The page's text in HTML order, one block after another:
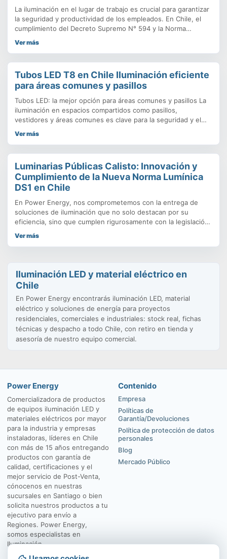
La iluminación en el lugar de trabajo es crucial para garantizar
la seguridad y productividad de los empleados. En Chile, el
cumplimiento del Decreto Supremo N° 594 y la Norma
NCh2745 es obligatorio, y una iluminación inadecuada puede
espacios laborales en entornos seguros y eficientes. Aprende
sobre los requisitos clave, los niveles mínimos de iluminación
y cómo implementar un sistema que no solo cumpla con la
normativa, sino que también mejore la productividad.
Ver más
Tubos LED T8 en Chile Iluminación eficiente
para áreas comunes y pasillos
Tubos LED: la mejor opción para áreas comunes y pasillos La
iluminación en espacios compartidos como pasillos,
vestidores y áreas comunes es clave para la seguridad y el
confort de los usuarios. Los tubos LED T8 se han convertido
Ver más
Luminarias Públicas Calisto: Innovación y
Cumplimiento de la Nueva Norma Lumínica
DS1 en Chile
En Power Energy, nos comprometemos con la entrega de
soluciones de iluminación que no solo destacan por su
eficiencia, sino que cumplen rigurosamente con la legislación
vigente. Con la entrada en vigor de la Nueva Norma Lumínica
garantizar proyectos sostenibles y legales en todo el
territorio nacional.
Ver más
Iluminación LED y material eléctrico en
Chile
En Power Energy encontrarás iluminación LED, material
eléctrico y soluciones de energía para proyectos
residenciales, comerciales e industriales: stock real, fichas
técnicas y despacho a todo Chile, con retiro en tienda y
asesoría de nuestro equipo comercial.
Power Energy
Comercializadora de productos
de equipos iluminación LED y
materiales eléctricos por mayor
para la industria y empresas
instaladoras, líderes en Chile
con más de 15 años entregando
productos con garantía de
calidad, certificaciones y el
mejor servicio de Post-Venta,
cónocenos en nuestras
sucursales en Santiago o bien
solicita nuestros productos a tu
ejecutivo para envío a
Regiones. Power Energy,
somos especialistas en
Iluminación.
Contenido
Empresa
Políticas de
Garantía/Devoluciones
Política de protección de datos
personales
Blog
Mercado Público